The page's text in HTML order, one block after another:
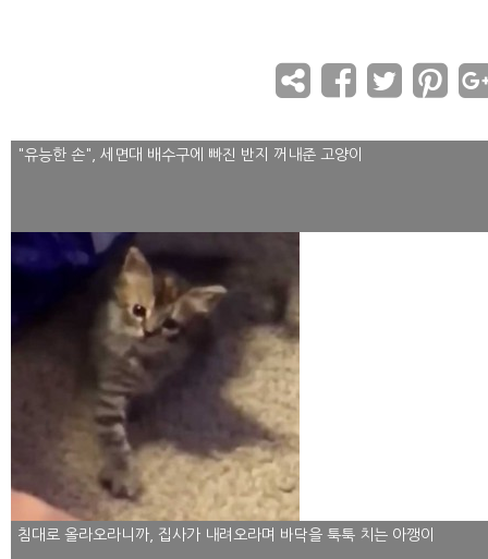
"유능한 손", 세면대 배수구에 빠진 반지 꺼내준 고양이
침대로 올라오라니까, 집사가 내려오라며 바닥을 툭툭 치는 아깽이